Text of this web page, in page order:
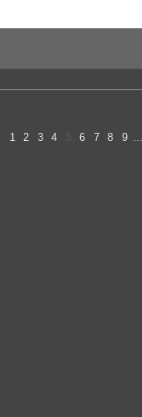
1 2 3 4 6 7 8 9 ...